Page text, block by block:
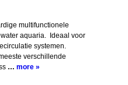
multifunctionele
aquaria. Ideaal voor
systemen.
verschillende
… more »